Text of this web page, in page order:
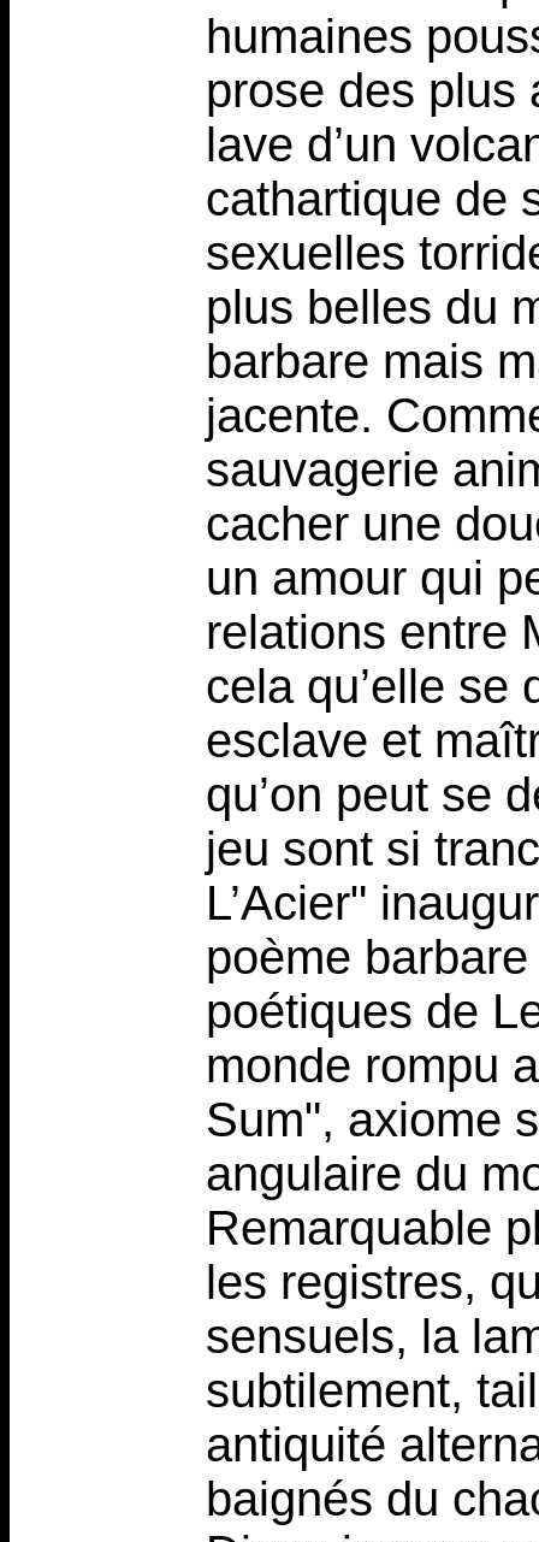
humaines
prose des plus
lave d’un
cathartique de
sexuelles
plus belles du
barbare mais
jacente.
sauvagerie
cacher une
un amour qui
relations entre
cela qu’elle se
esclave et
qu’on peut se
jeu sont si
L’Acier"
poème
poétiques de
monde rompu
Sum", axiome
angulaire du
Remarquable
les registres,
sensuels, la
subtilement,
antiquité
baignés du